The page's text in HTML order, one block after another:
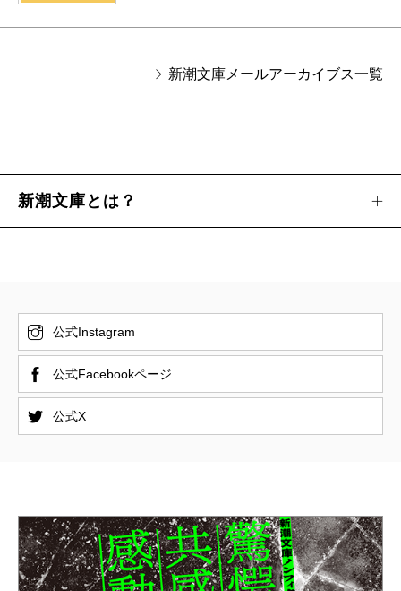
新潮文庫メールアーカイブス一覧
新潮文庫とは？
公式Instagram
公式Facebookページ
公式X